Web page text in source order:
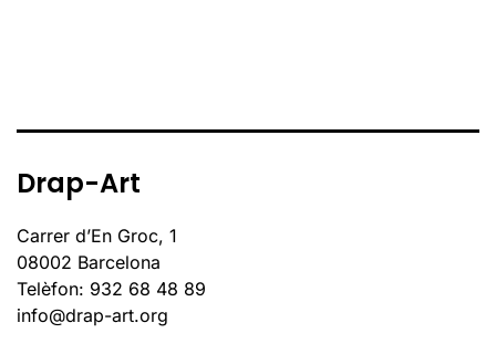
Drap-Art
Carrer d’En Groc, 1
08002 Barcelona
Telèfon: 932 68 48 89
info@drap-art.org